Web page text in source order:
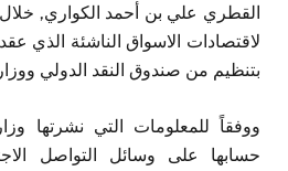
القطري علي بن أحمد الكواري, خلال
لاقتصادات الاسواق الناشئة الذي
بتنظيم من صندوق النقد الدولي
ووفقاً للمعلومات التي نشرتها
حسابها على وسائل التواصل